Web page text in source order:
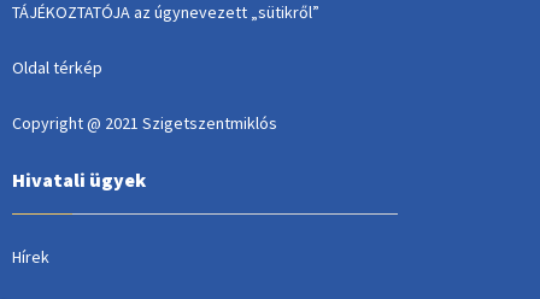
TÁJÉKOZTATÓJA az úgynevezett „sütikről”
Oldal térkép
Copyright @ 2021 Szigetszentmiklós
Hivatali ügyek
Hírek